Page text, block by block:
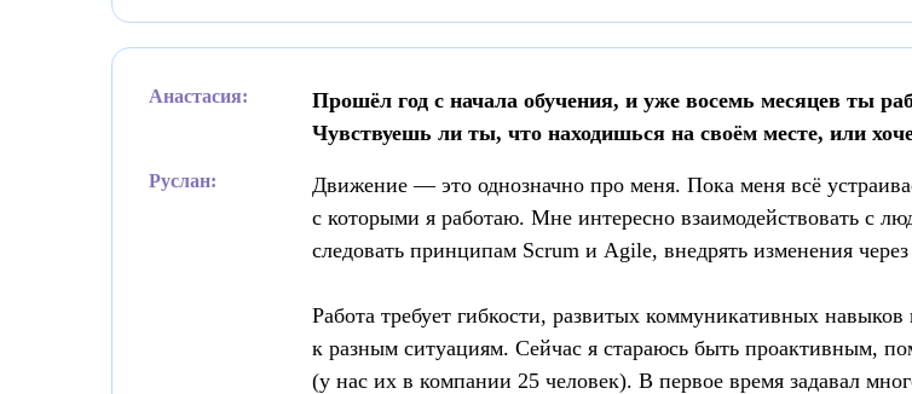
Анастасия:
Прошёл год с начала обучения, и уже восемь месяцев ты
Чувствуешь ли ты, что находишься на своём месте, или
Руслан:
Движение — это однозначно про меня. Пока меня всё
с которыми я работаю. Мне интересно взаимодействовать с
следовать принципам Scrum и Agile, внедрять изменения
Работа требует гибкости, развитых коммуникативных навыков
к разным ситуациям. Сейчас я стараюсь быть проактивным,
(у нас их в компании 25 человек). В первое время задавал